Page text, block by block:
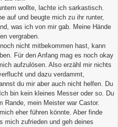
wollte, lachte ich sarkastisch.
auf und beugte mich zu ihr runter,
was ich von mir gab. Meine Hände
vergraben.
nicht mitbekommen hast, kann
Für den Anfang mag es noch okay
aufzulösen. Also erzähl mir nichts
und dazu verdammt,
du mir aber auch nicht helfen. Du
bin kein kleines Messer oder so. Du
Rande, mein Meister war Castor.
eher führen könnte. Aber finde
mich zufrieden und geh deines